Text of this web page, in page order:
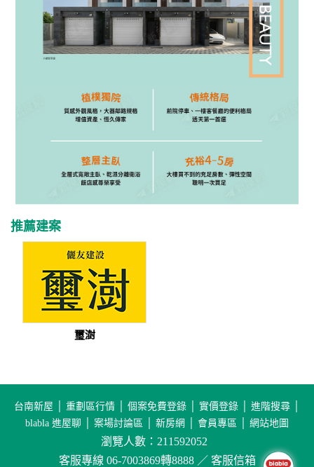
推薦建案
璽澍
台南新屋 重劃區行情 個案免費登錄 實價登錄 進階搜尋
blabla 進屋聊
案場討論區 新房網 會員專區 網站地圖
瀏覽人數：211592052
客服專線 06-7003869轉8888 ／ 客服信箱